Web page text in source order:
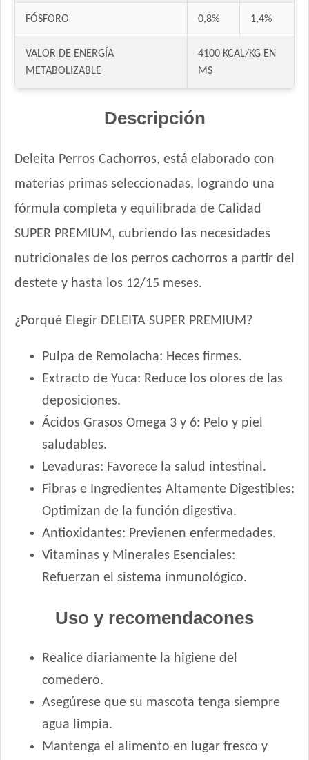
Nature Perro Cachorro Raza Grande
NutriCare Perro Cachorro
Nutribon Plus Perro Cachorro
Nutribon XQ Perro Cachorro
Nutrique Mother & Baby Dog
Odwalla Perro Cachorro
Grandes
Old Prince Equilibrium Perro Cachorro Razas Pequeñas
Old Prince Proteínas Noveles Perro Cachorro Cordero y Arroz
Integral
One Perro Cachorro con Pollo y Carne
Pachá Perro Cachorro
Pedigree Perro Cachorro Sabor Carne Y Pollo
Pro Plan Perro Cachorro Raza Mediana
Pro Plan Perro Cachorro Raza Pequeña
Profesional Vet Premium Perro Cachorro Mordida Grande
Profesional Vet Premium Perro Cachorro Mordida Pequeña
Pupy Food Perro Cachorro
Raza Perro Cachorro sabor Carne, Cereales y Leche
Royal Canin Club Performance Junior
Royal Canin Perro Giant Junior
Royal Canin Perro Giant Puppy
Royal Canin Perro Medium Puppy
Royal Canin Perro Mini Puppy
Royal Canin Perro Mini Starter
Royal Canin Perro Raza Boxer Puppy
Royal Canin Perro Raza Bulldog Francés Puppy
Royal Canin Perro Raza Bulldog Inglés Puppy
FÓSFORO 0,8% 1,4%
VALOR DE ENERGÍA
METABOLIZABLE
4100 KCAL/KG EN
MS
Descripción
Deleita Perros Cachorros, está elaborado con
materias primas seleccionadas, logrando una
fórmula completa y equilibrada de Calidad
SUPER PREMIUM, cubriendo las necesidades
nutricionales de los perros cachorros a partir del
destete y hasta los 12/15 meses.
¿Porqué Elegir DELEITA SUPER PREMIUM?
Pulpa de Remolacha: Heces firmes.
Extracto de Yuca: Reduce los olores de las
deposiciones.
Ácidos Grasos Omega 3 y 6: Pelo y piel
saludables.
Levaduras: Favorece la salud intestinal.
Fibras e Ingredientes Altamente Digestibles:
Optimizan de la función digestiva.
Antioxidantes: Previenen enfermedades.
Vitaminas y Minerales Esenciales:
Refuerzan el sistema inmunológico.
Uso y recomendacones
Realice diariamente la higiene del
comedero.
Asegúrese que su mascota tenga siempre
agua limpia.
Mantenga el alimento en lugar fresco y